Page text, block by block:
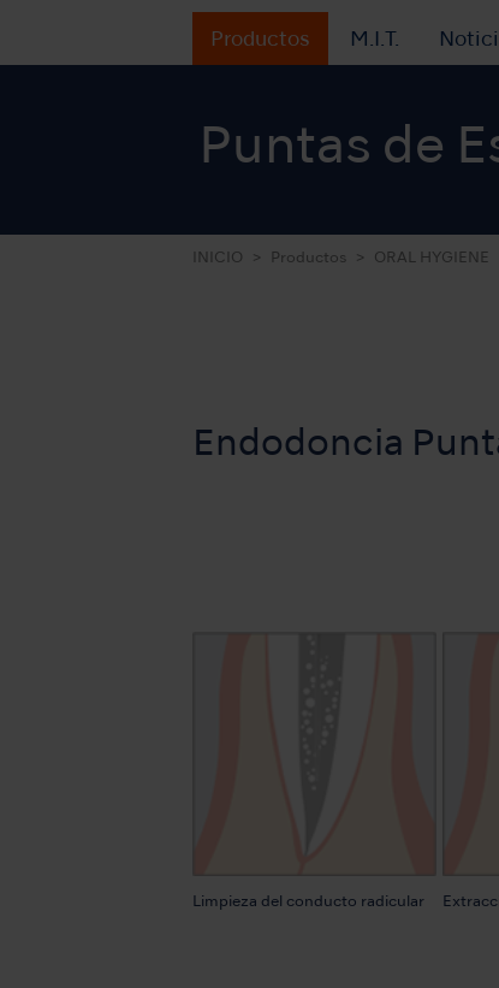
Productos M.I.T.
Puntas de
INICIO Productos ORAL HYGIENE
Endodoncia
Limpieza del conducto radicular